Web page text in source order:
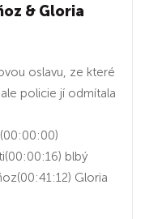
& Gloria
oslavu, ze které
policie jí odmítala
blbý
Gloria